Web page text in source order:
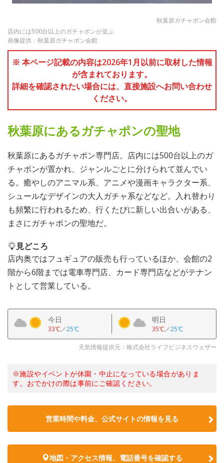
秋葉原ガチャポン会館
店内には500台以上のガチャポンが並ぶ
画像提供：秋葉原ガチャポン会館
※ 本ページ記載の内容は2026年1月以前に取材した情報
が含まれております。
詳細を確認されたい場合には、直接施設へお問い合わせ
ください。
秋葉原にあるガチャポンの聖地
秋葉原にあるガチャポン専門店。店内には500台以上のガ
チャポンが置かれ、ジャンルごとに分けられて並んでい
る。癒やしのアニマル系、アニメや漫画キャラクター系、
シュールなデザインの大人ガチャ系などなど。入れ替わり
も頻繁に行われるため、行くたびに新しい出合いがある、
まさにガチャポンの聖地だ。
見どころ
店内奥ではフュギュアの販売も行っているほか、会館の2
階から6階までは電車専門店、カード専門店などがテナン
トとして営業している。
今日
33℃／25℃
明日
35℃／25℃
天気情報提供元：株式会社ライフビジネスウェザー
※施設やイベントが休園・中止になっている場合がありま
す。おでかけの際は事前にご確認ください。
営業時間や料金、公式サイトの情報を見る
地図・アクセス情報、電話番号を確認する